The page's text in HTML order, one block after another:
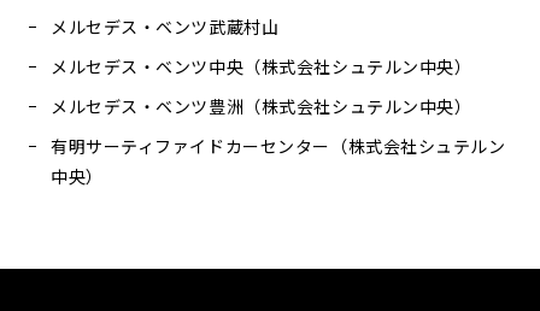
メルセデス・ベンツ武蔵村山
メルセデス・ベンツ中央（株式会社シュテルン中央）
メルセデス・ベンツ豊洲（株式会社シュテルン中央）
有明サーティファイドカーセンター（株式会社シュテルン
中央）